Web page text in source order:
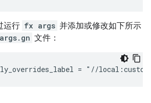
运行 fx args 并添加或修改如下所示
args.gn 文件：